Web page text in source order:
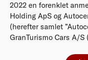
2022 en forenklet
Holding ApS og
(herefter samlet
GranTurismo Cars A/S